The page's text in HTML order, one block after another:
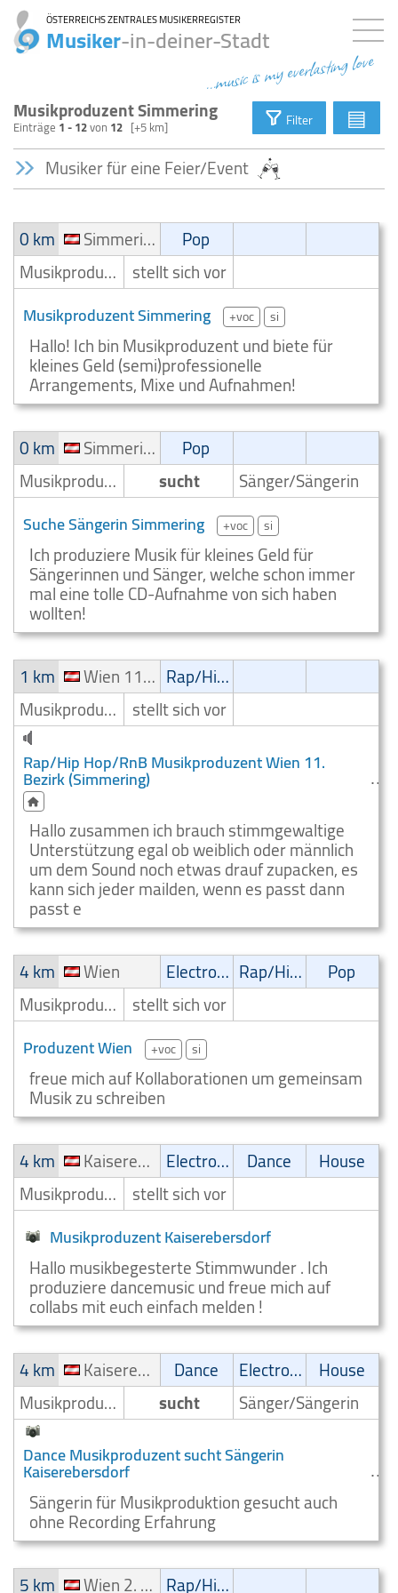
ÖSTERREICHS ZENTRALES MUSIKERREGISTER
Musiker-in-deiner-Stadt
...music is my everlasting love
Musikproduzent Simmering
Einträge 1 - 12von 12 [+5 km] Filter ▤
Musiker für eine Feier/Event
0 km Simmering
Pop
Musikproduzent stellt sich vor
Musikproduzent Simmering +voc si
Hallo! Ich bin Musikproduzent und biete für
kleines Geld (semi)professionelle
Arrangements, Mixe und Aufnahmen!
0 km
Simmering
Pop
Musikproduzent
sucht Sänger/Sängerin
Suche Sängerin Simmering +voc si
Ich produziere Musik für kleines Geld für
Sängerinnen und Sänger, welche schon immer
mal eine tolle CD-Aufnahme von sich haben
wollten!
1 km
Wien 11. Bezirk (Simmering)
Rap/Hip-Hop/RnB
Musikproduzent stellt sich vor
Rap/Hip Hop/RnB Musikproduzent Wien 11.
Bezirk (Simmering)
Hallo zusammen ich brauch stimmgewaltige
Unterstützung egal ob weiblich oder männlich
um dem Sound noch etwas drauf zupacken, es
kann sich jeder mailden, wenn es passt dann
passt e
4 km
Wien Electronic Rap/Hip-Hop/RnB
Pop
Musikproduzent stellt sich vor
Produzent Wien +voc si
freue mich auf Kollaborationen um gemeinsam
Musik zu schreiben
4 km
Kaiserebersdorf Electronic Dance
House
Musikproduzent stellt sich vor
Musikproduzent Kaiserebersdorf
Hallo musikbegesterte Stimmwunder . Ich
produziere dancemusic und freue mich auf
collabs mit euch einfach melden !
4 km
Kaiserebersdorf Dance Electronic House
Musikproduzent
sucht Sänger/Sängerin
Dance Musikproduzent sucht Sängerin
Kaiserebersdorf
Sängerin für Musikproduktion gesucht auch
ohne Recording Erfahrung
5 km
Wien 2. Bezirk (Leopoldstadt) Rap/Hip-Hop/RnB